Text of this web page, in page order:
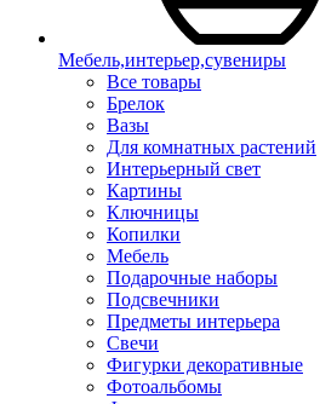
Мебель,интерьер,сувениры
Все товары
Брелок
Вазы
Для комнатных растений
Интерьерный свет
Картины
Ключницы
Копилки
Мебель
Подарочные наборы
Подсвечники
Предметы интерьера
Свечи
Фигурки декоративные
Фотоальбомы